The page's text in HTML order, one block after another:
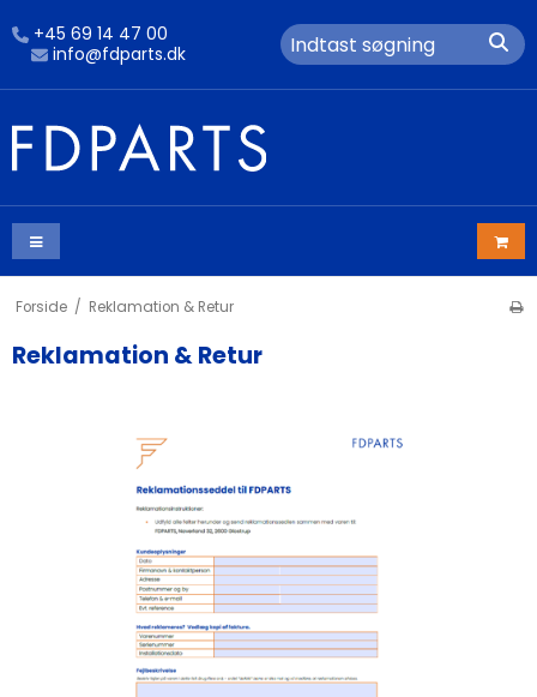
+45 69 14 47 00
info@fdparts.dk
Forside / Reklamation & Retur
Reklamation & Retur